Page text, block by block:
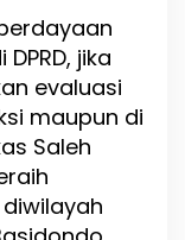
jika
evaluasi
maupun di
Saleh